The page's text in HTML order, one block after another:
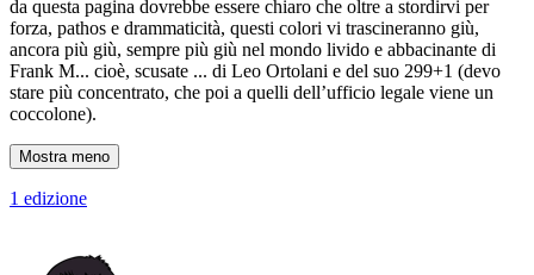
da questa pagina dovrebbe essere chiaro che oltre a stordirvi per
forza, pathos e drammaticità, questi colori vi trascineranno giù,
ancora più giù, sempre più giù nel mondo livido e abbacinante di
Frank M... cioè, scusate ... di Leo Ortolani e del suo 299+1 (devo
stare più concentrato, che poi a quelli dell’ufficio legale viene un
coccolone).
Mostra meno
1 edizione